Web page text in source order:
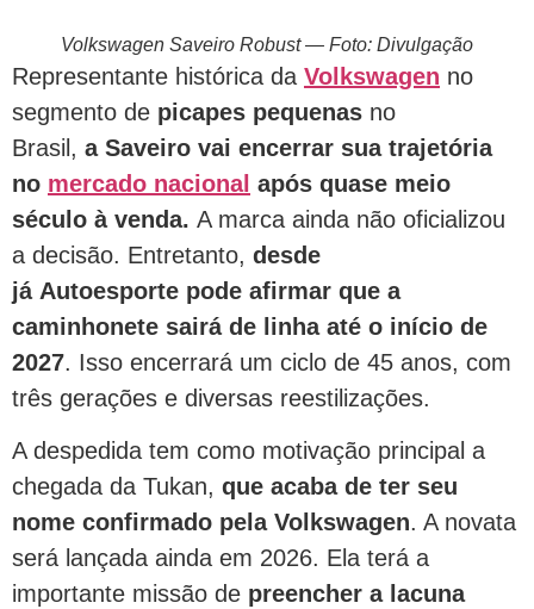
Volkswagen Saveiro Robust — Foto: Divulgação
Representante histórica da Volkswagen no
segmento de picapes pequenas no
Brasil, a Saveiro vai encerrar sua trajetória
no mercado nacional após quase meio
século à venda. A marca ainda não oficializou
a decisão. Entretanto, desde
já Autoesporte pode afirmar que a
caminhonete sairá de linha até o início de
2027. Isso encerrará um ciclo de 45 anos, com
três gerações e diversas reestilizações.
A despedida tem como motivação principal a
chegada da Tukan, que acaba de ter seu
nome confirmado pela Volkswagen. A novata
será lançada ainda em 2026. Ela terá a
importante missão de preencher a lacuna